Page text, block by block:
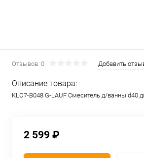
Отзывов: 0 Добавить
Описание товара:
KLO7-B048 G-LAUF Смеситель д/ванны d40
2 599 ₽